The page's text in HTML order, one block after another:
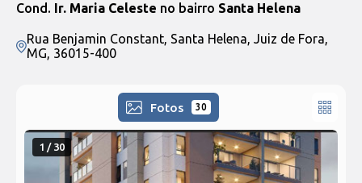
Cond. Ir. Maria Celeste no bairro Santa Helena
Rua Benjamin Constant, Santa Helena, Juiz de Fora,
MG, 36015-400
Fotos 30
1 / 30